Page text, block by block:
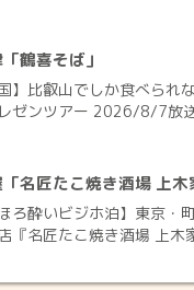
鶴喜そば」
】比叡山でしか食べられ
ゼンツアー 2026/8/7放
「名匠たこ焼き酒場 上木
ろ酔いビジホ泊】東京・
『名匠たこ焼き酒場 上